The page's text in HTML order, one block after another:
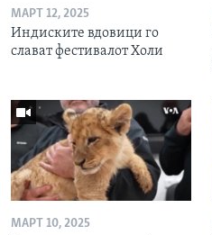
МАРТ 12, 2025
Индиските вдовици го
слават фестивалот Холи
МАРТ 10, 2025